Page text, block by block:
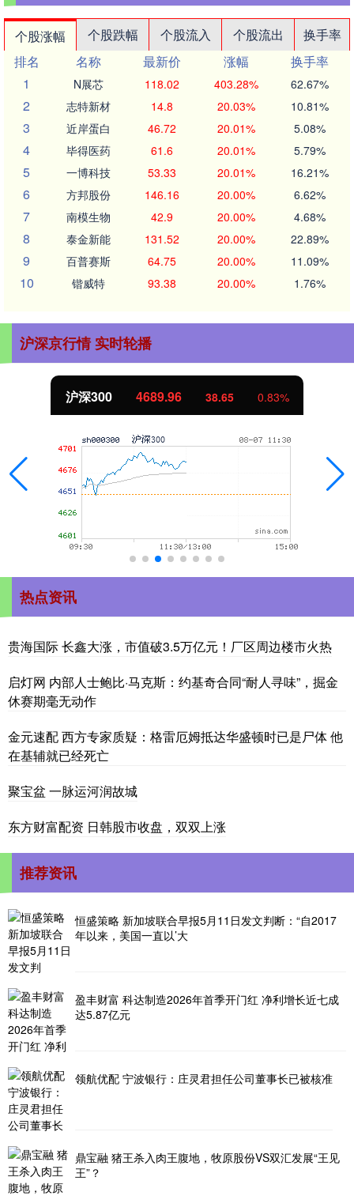
个股涨幅 个股跌幅 个股流入 个股流出
换手率
排名
名称 最新价 涨幅
换手率
1
N展芯 118.02 403.28% 62.67%
2 志特新材 14.8 20.03% 10.81%
3 近岸蛋白 46.72 20.01% 5.08%
4 毕得医药 61.6 20.01% 5.79%
5 一博科技 53.33 20.01% 16.21%
6 方邦股份 146.16 20.00% 6.62%
7 南模生物 42.9 20.00% 4.68%
8 泰金新能 131.52 20.00% 22.89%
9 百普赛斯 64.75 20.00% 11.09%
10 锴威特 93.38 20.00% 1.76%
沪深京行情 实时轮播
沪深300 4689.96 38.65 0.83%
热点资讯
贵海国际 长鑫大涨，市值破3.5万亿元！厂区周边楼市火热
启灯网 内部人士鲍比·马克斯：约基奇合同“耐人寻味”，掘金
休赛期毫无动作
金元速配 西方专家质疑：格雷厄姆抵达华盛顿时已是尸体 他
在基辅就已经死亡
聚宝盆 一脉运河润故城
东方财富配资 日韩股市收盘，双双上涨
推荐资讯
恒盛策略 新加坡联合早报5月11日发文判断：“自2017
年以来，美国一直以’大
盈丰财富 科达制造2026年首季开门红 净利增长近七成
达5.87亿元
领航优配 宁波银行：庄灵君担任公司董事长已被核准
鼎宝融 猪王杀入肉王腹地，牧原股份VS双汇发展“王见
王”？